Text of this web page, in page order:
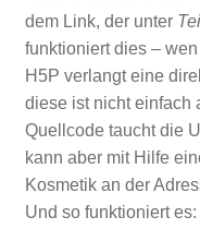
dem Link, der unter
funktioniert dies –
H5P verlangt eine
diese ist nicht einfach
Quellcode taucht die
kann aber mit Hilfe
Kosmetik an der
Und so funktioniert es: